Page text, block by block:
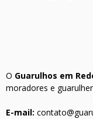
O Guarulhos em
moradores e
E-mail: